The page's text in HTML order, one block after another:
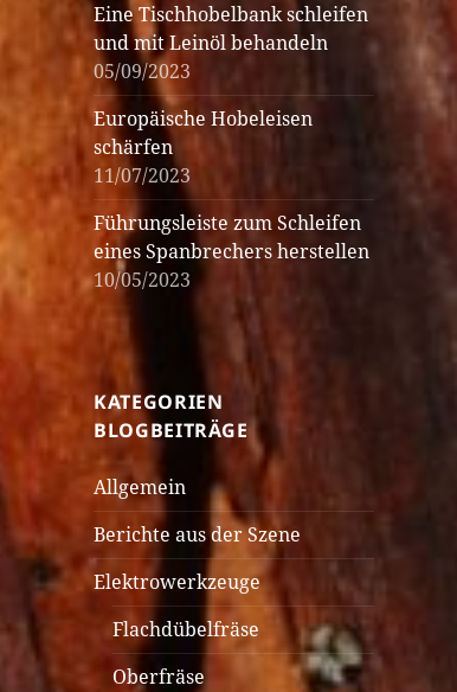
Eine Tischhobelbank schleifen
und mit Leinöl behandeln
05/09/2023
Europäische Hobeleisen
schärfen
11/07/2023
Führungsleiste zum Schleifen
eines Spanbrechers herstellen
10/05/2023
KATEGORIEN
BLOGBEITRÄGE
Allgemein
Berichte aus der Szene
Elektrowerkzeuge
Flachdübelfräse
Oberfräse